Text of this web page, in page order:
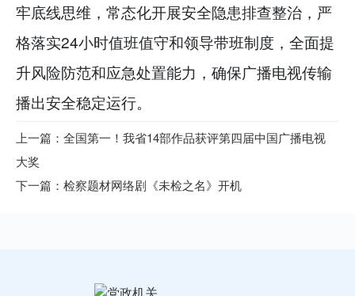
牢底线思维，常态化开展安全隐患排查整治，严
格落实24小时值班值守和领导带班制度，全面提
升风险防范和应急处置能力，确保广播电视传输
播出安全稳定运行。
上一篇：全国第一！我省14部作品获评第四届中国广播电视
大奖
下一篇：检察题材网络剧《未检之名》开机